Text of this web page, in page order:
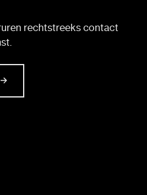
rechtstreeks contact